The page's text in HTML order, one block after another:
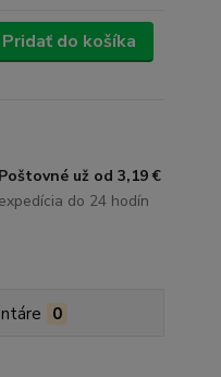
Pridať do košíka
Poštovné už od 3,19 €
expedícia do 24 hodín
0